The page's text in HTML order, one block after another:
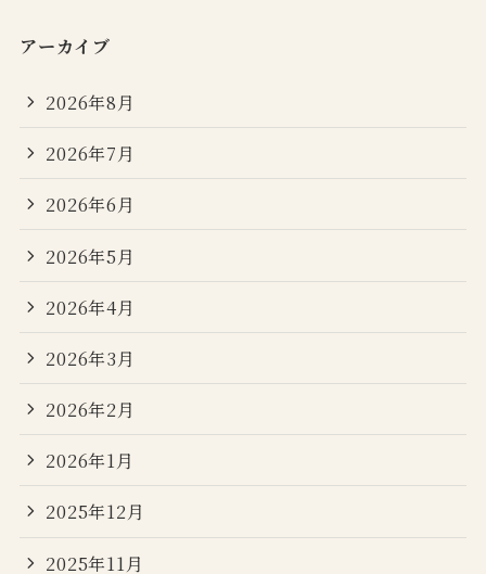
アーカイブ
2026年8月
2026年7月
2026年6月
2026年5月
2026年4月
2026年3月
2026年2月
2026年1月
2025年12月
2025年11月